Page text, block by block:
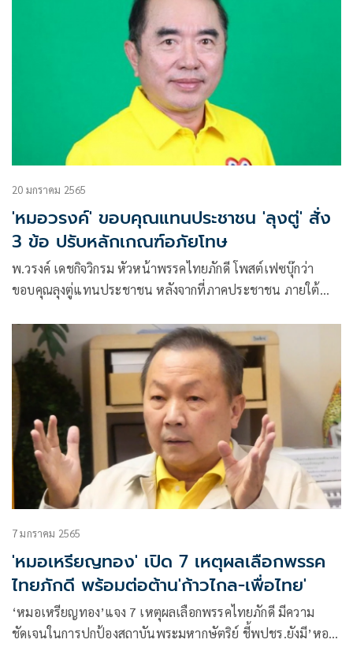
20 มกราคม 2565
'หมอวรงค์' ขอบคุณแทนประชาชน 'ลุงตู่' สั่ง
3 ข้อ ปรับหลักเกณฑ์อภัยโทษ
พ.วรงค์ เดชกิจวิกรม หัวหน้าพรรคไทยภักดี โพสต์เฟซบุ๊กว่า
ขอบคุณลุงตู่แทนประชาชน หลังจากที่ภาคประชาชน ภายใต้
7 มกราคม 2565
'หมอเหรียญทอง' เปิด 7 เหตุผลเลือกพรรค
ไทยภักดี พร้อมต่อต้าน'ก้าวไกล-เพื่อไทย'
‘หมอเหรียญทอง’แจง 7 เหตุผลเลือกพรรคไทยภักดี มีความ
ชัดเจนในการปกป้องสถาบันพระมหากษัตริย์ ชี้พปชร.ยังมี’หอก